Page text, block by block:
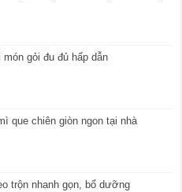
gỏi đu đủ hấp dẫn
que chiên giòn ngon tại nhà
trộn nhanh gọn, bổ dưỡng